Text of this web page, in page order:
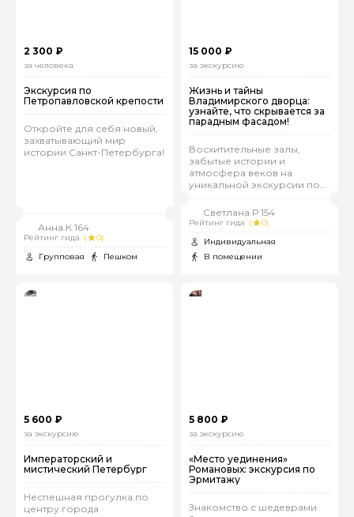
2 300 ₽
за человека
Экскурсия по
Петропавловской крепости
Откройте для себя новый,
захватывающий мир
истории Санкт-Петербурга!
Анна.К 164
Рейтинг гида (
0)
Групповая
Пешком
15 000 ₽
за экскурсию
Жизнь и тайны
Владимирского дворца:
узнайте, что скрывается за
парадным фасадом!
Восхитительные залы,
забытые истории и
атмосфера веков на
уникальной экскурсии по
Петербурга!
Светлана.Р 154
Рейтинг гида (
0)
Индивидуальная
В помещении
5 600 ₽
за экскурсию
Императорский и
мистический Петербург
Неспешная прогулка по
центру города
5 800 ₽
за экскурсию
«Место уединения»
Романовых: экскурсия по
Эрмитажу
Знакомство с шедеврами
Задайте свой вопрос гиду
Ваш номер телефона
Вопросы и комментарии
Если у вас есть интересующие вопросы, можете их